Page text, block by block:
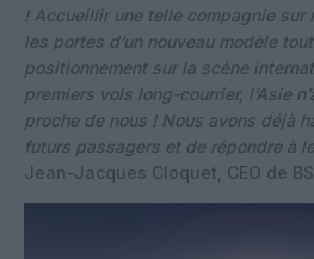
! Accueillir une telle compagnie sur
les portes d’un nouveau modèle
positionnement sur la scène
premiers vols long-courrier, l’Asie
proche de nous ! Nous avons déjà
futurs passagers et de répondre à
Jean-Jacques Cloquet, CEO de